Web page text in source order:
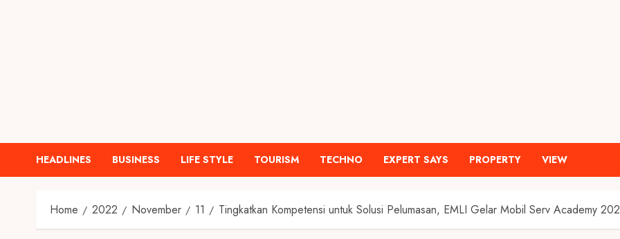
HEADLINES BUSINESS LIFE STYLE TOURISM TECHNO EXPERT SAYS PROPERTY VIEW
Home 2022 November 11 Tingkatkan Kompetensi untuk Solusi Pelumasan, EMLI Gelar Mobil Serv Academy